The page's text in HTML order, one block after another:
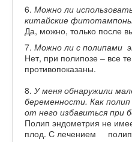
6. Можно ли
китайские
Да, можно, только после
7. Можно ли с полипами
Нет, при полипозе – все
противопоказаны.
8. У меня обнаружили
беременности. Как
от него избавиться при
Полип эндометрия не
плод. С лечением